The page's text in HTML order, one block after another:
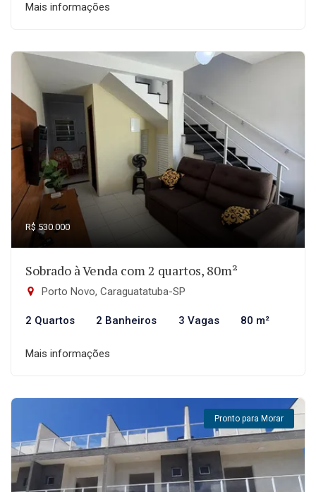
Mais informações
R$ 530.000
Sobrado à Venda com 2 quartos, 80m²
Porto Novo, Caraguatatuba-SP
2 Quartos 2 Banheiros 3 Vagas 80 m²
Mais informações
Pronto para Morar